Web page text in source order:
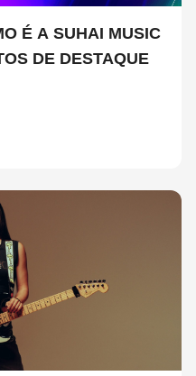
É A SUHAI MUSIC
DE DESTAQUE